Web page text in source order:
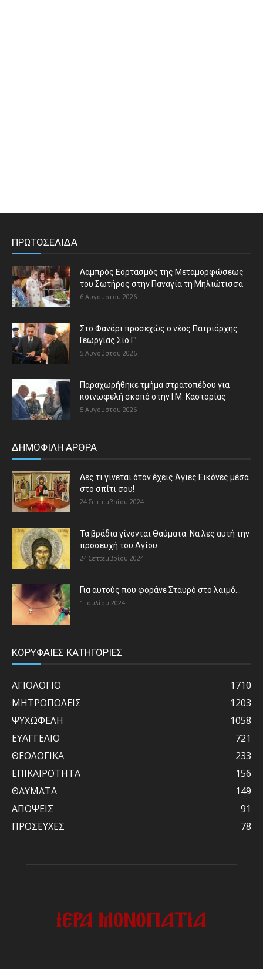
ΠΡΩΤΟΣΕΛΙΔΑ
Λαμπρός Εορτασμός της Μεταμορφώσεως
του Σωτήρος στην Παναγία τη Μηλιώτισσα
6 Αυγούστου 2026
Στο Φανάρι προσεχώς ο νέος Πατριάρχης
Γεωργίας Σίο Γ’
5 Αυγούστου 2026
Παραχωρήθηκε τμήμα στρατοπέδου για
κοινωφελή σκοπό στην Ι.Μ. Καστορίας
5 Αυγούστου 2026
ΔΗΜΟΦΙΛΗ ΑΡΘΡΑ
Δες τι γίνεται όταν έχεις Άγιες Εικόνες μέσα
στο σπίτι σου!
24 Σεπτεμβρίου 2024
Τα βράδια γίνονται Θαύματα: Να λες αυτή την
προσευχή του Αγίου...
24 Σεπτεμβρίου 2024
Για αυτούς που φοράνε Σταυρό στο λαιμό…
1 Ιουλίου 2024
ΚΟΡΥΦΑΙΕΣ ΚΑΤΗΓΟΡΙΕΣ
ΑΓΙΟΛΟΓΙΟ
1710
ΜΗΤΡΟΠΟΛΕΙΣ
1203
ΨΥΧΩΦΕΛΗ
1058
ΕΥΑΓΓΕΛΙΟ
721
ΘΕΟΛΟΓΙΚΑ
233
ΕΠΙΚΑΙΡΟΤΗΤΑ
156
ΘΑΥΜΑΤΑ
149
ΑΠΟΨΕΙΣ
91
ΠΡΟΣΕΥΧΕΣ
78